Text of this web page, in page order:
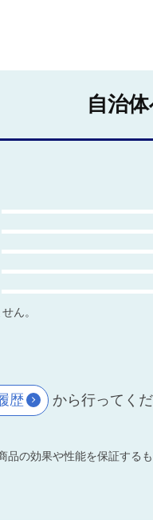
自治
ん。
歴 から行ってく
の効果や性能を保証する